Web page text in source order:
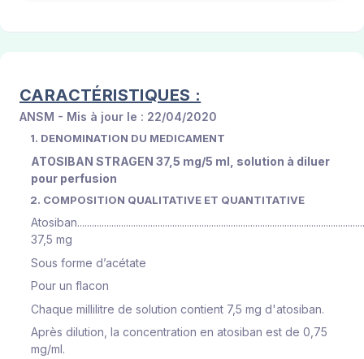
CARACTÉRISTIQUES :
ANSM - Mis à jour le : 22/04/2020
1. DENOMINATION DU MEDICAMENT
ATOSIBAN STRAGEN 37,5 mg/5 ml, solution à diluer
pour perfusion
2. COMPOSITION QUALITATIVE ET QUANTITATIVE
37,5 mg
Sous forme d’acétate
Pour un flacon
Chaque millilitre de solution contient 7,5 mg d'atosiban.
Après dilution, la concentration en atosiban est de 0,75
mg/ml.